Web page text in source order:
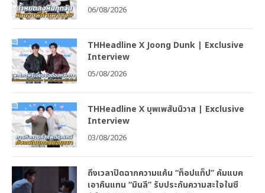
06/08/2026
THHeadline X Joong Dunk | Exclusive
Interview
05/08/2026
THHeadline X บุพเพสันนิวาส | Exclusive
Interview
03/08/2026
ถึงเวลาปิดฉากความแค้น “ท็อปแท็ป” คัมแบค
เอาคืนแทน “มินลี” รับประกันความสะใจในซี